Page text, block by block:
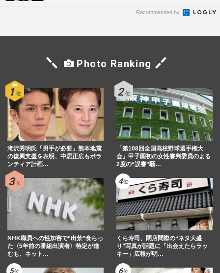
Recommended by
Photo Ranking
滝沢秀明氏「男手が必要」熊本地震
の復興支援を表明、中居正広もボラ
ンティア計画…
「第108回全国高校野球選手権大
会」甲子園初の女性審判委員のよる
2度の“誤審”騒…
NHK職員への性加害で“出禁”食らっ
た〈5年前の番組出演者〉特定が進
むも、ネット…
くら寿司、閉店間際の“ネタ大盛
り”写真が話題に「出会えたらラッ
キー」広報が明…